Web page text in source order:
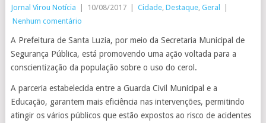
Jornal Virou Notícia 10/08/2017 Cidade, Destaque, Geral
Nenhum comentário
A Prefeitura de Santa Luzia, por meio da Secretaria Municipal de
Segurança Pública, está promovendo uma ação voltada para a
conscientização da população sobre o uso do cerol.
A parceria estabelecida entre a Guarda Civil Municipal e a
Educação, garantem mais eficiência nas intervenções, permitindo
atingir os vários públicos que estão expostos ao risco de acidentes